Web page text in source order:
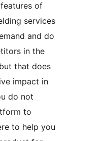
of
services
and do
in the
that does
impact in
do not
to
to help you